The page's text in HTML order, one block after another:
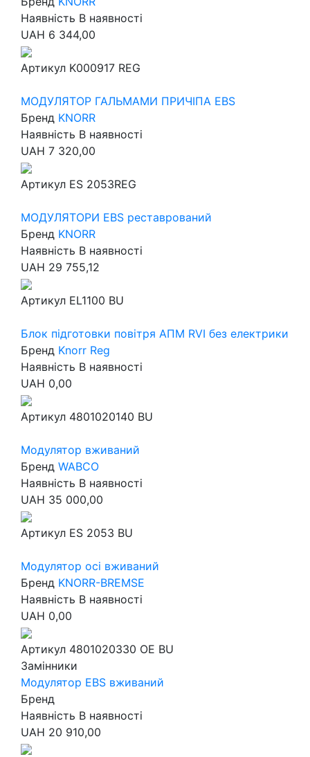
Наявність В наявності
UAH 6 344,00
Артикул K000917 REG
МОДУЛЯТОР ГАЛЬМАМИ ПРИЧІПА EBS
Бренд KNORR
Наявність В наявності
UAH 7 320,00
Артикул ES 2053REG
МОДУЛЯТОРИ EBS реставрований
Бренд KNORR
Наявність В наявності
UAH 29 755,12
Артикул EL1100 BU
Блок підготовки повітря АПМ RVI без електрики
Бренд Knorr Reg
Наявність В наявності
UAH 0,00
Артикул 4801020140 BU
Модулятор вживаний
Бренд WABCO
Наявність В наявності
UAH 35 000,00
Артикул ES 2053 BU
Модулятор осі вживаний
Бренд KNORR-BREMSE
Наявність В наявності
UAH 0,00
Артикул 4801020330 OE BU
Замінники
Модулятор EBS вживаний
Бренд
Наявність В наявності
UAH 20 910,00